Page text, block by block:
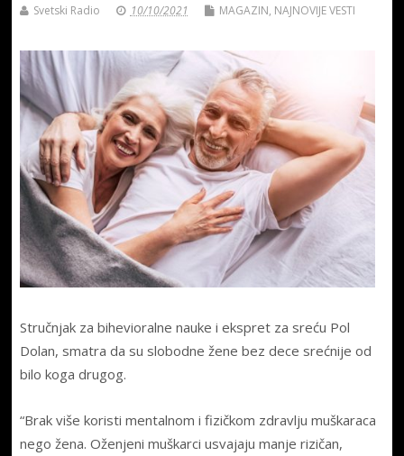
Svetski Radio 10/10/2021 MAGAZIN, NAJNOVIJE VESTI
Stručnjak za bihevioralne nauke i ekspret za sreću Pol
Dolan, smatra da su slobodne žene bez dece srećnije od
bilo koga drugog.
“Brak više koristi mentalnom i fizičkom zdravlju muškaraca
nego žena. Oženjeni muškarci usvajaju manje rizičan,